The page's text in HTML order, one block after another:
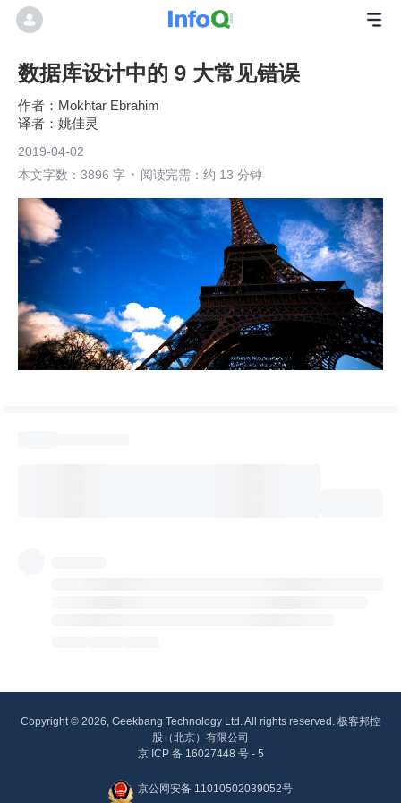
数据库设计中的 9 大常见错误
Mokhtar Ebrahim
姚佳灵
2019-04-02
本文字数：3896 字
阅读完需：约 13 分钟
Copyright © 2026, Geekbang Technology Ltd. All rights reserved. 极客邦控
股（北京）有限公司
京 ICP 备 16027448 号 - 5
京公网安备 11010502039052号